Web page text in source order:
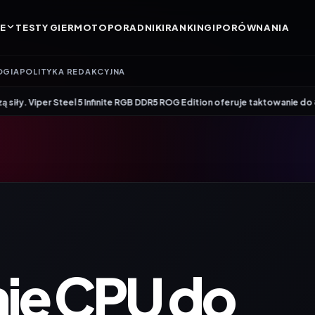
TESTY GIERMOTOPORADNIKIRANKINGIPORÓWNANIA
POLITYKA REDAKCYJNA
5 Infinite RGB DDR5 ROG Edition oferuje taktowanie do 8600 MT/s•
CPU do